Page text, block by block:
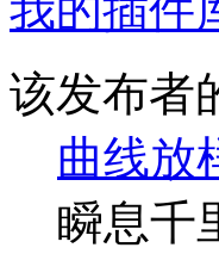
该发布者
曲线放
瞬息千